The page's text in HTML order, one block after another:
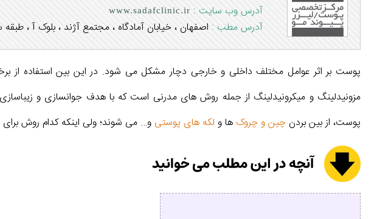
آدرس وب سایت : www.sadafclinic.ir
آدرس مطب : اصفهان ، خیابان آمادگاه ، مجتمع آژند ، بلوک آ ،
پوست بر اثر عوامل مختلف داخلی و خارجی دچار مشکل می شود. در این بین استفاده از
مزونیدلینگ و میکرونیدلینگ از جمله روش های مدرنی است که با هدف جوانسازی و
پوست، از بین بردن چین و چروک ها و لکه های پوستی و… می شوند؛ ولی اینکه کدام روش